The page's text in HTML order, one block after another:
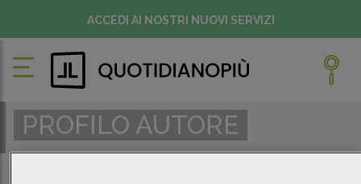
ACCEDI AI NOSTRI NUOVI SERVIZI
PROFILO AUTORE